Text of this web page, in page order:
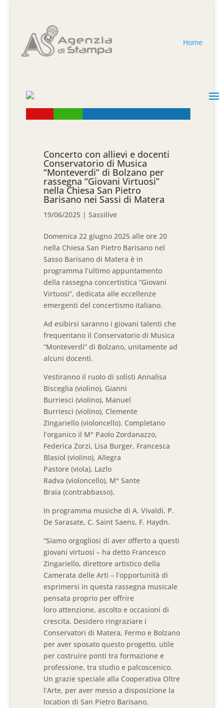
Home
Concerto con allievi e docenti
Conservatorio di Musica
“Monteverdi” di Bolzano per
rassegna “Giovani Virtuosi”
nella Chiesa San Pietro
Barisano nei Sassi di Matera
19/06/2025 |Sassilive
Domenica 22 giugno 2025 alle ore 20
nella Chiesa San Pietro Barisano nel
Sasso Barisano di Matera è in
programma l’ultimo appuntamento
della rassegna concertistica “Giovani
Virtuosi”, dedicata alle eccellenze
emergenti del concertismo italiano.
Ad esibirsi saranno i giovani talenti che
frequentano il Conservatorio di Musica
“Monteverdi” di Bolzano, unitamente ad
alcuni docenti.
Vestiranno il ruolo di solisti Annalisa
Bisceglia (violino), Gianni
Burriesci (violino), Manuel
Burriesci (violino), Clemente
Zingariello (violoncello). Completano
l’organico il M° Paolo Zordanazzo,
Federica Zorzi, Lisa Burger, Francesca
Blasiol (violino), Allegra
Pastore (viola), Lazlo
Radva (violoncello), M° Sante
Braia (contrabbasso).
In programma musiche di A. Vivaldi, P.
De Sarasate, C. Saint Saens, F. Haydn.
“Siamo orgogliosi di aver offerto a questi
giovani virtuosi – ha detto Francesco
Zingariello, direttore artistico della
Camerata delle Arti – l’opportunità di
esprimersi in questa rassegna musicale
pensata proprio per offrire
loro attenzione, ascolto e occasioni di
crescita. Desidero ringraziare i
Conservatori di Matera, Fermo e Bolzano
per aver sposato questo progetto, utile
per costruire ponti tra formazione e
professione, tra studio e palcoscenico.
Un grazie speciale alla Cooperativa Oltre
l’Arte, per aver messo a disposizione la
location di San Pietro Barisano,